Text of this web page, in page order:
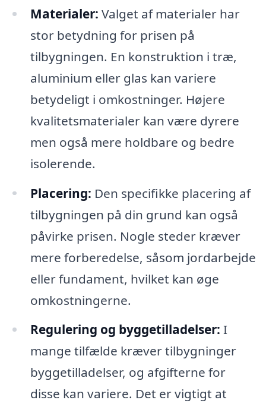
Materialer: Valget af materialer har
stor betydning for prisen på
tilbygningen. En konstruktion i træ,
aluminium eller glas kan variere
betydeligt i omkostninger. Højere
kvalitetsmaterialer kan være dyrere
men også mere holdbare og bedre
isolerende.
Placering: Den specifikke placering af
tilbygningen på din grund kan også
påvirke prisen. Nogle steder kræver
mere forberedelse, såsom jordarbejde
eller fundament, hvilket kan øge
omkostningerne.
Regulering og byggetilladelser: I
mange tilfælde kræver tilbygninger
byggetilladelser, og afgifterne for
disse kan variere. Det er vigtigt at